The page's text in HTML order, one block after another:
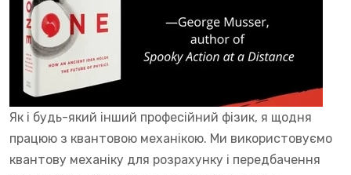
Як і будь-який інший професійний фізик, я щодня
працюю з квантовою механікою. Ми використовуємо
квантову механіку для розрахунку і передбачення